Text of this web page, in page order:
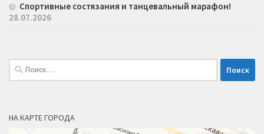
Спортивные состязания и танцевальный марафон!
28.07.2026
Найти:
НА КАРТЕ ГОРОДА